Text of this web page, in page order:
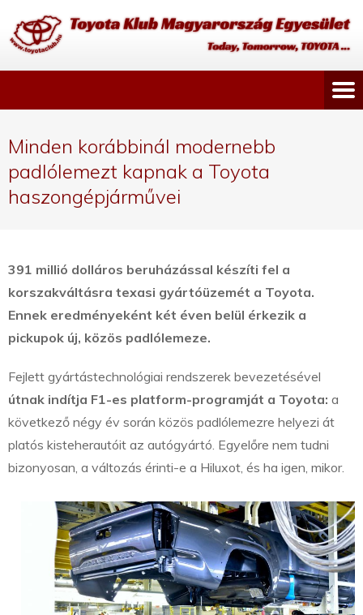
Minden korábbinál modernebb
padlólemezt kapnak a Toyota
haszongépjárművei
391 millió dolláros beruházással készíti fel a
korszakváltásra texasi gyártóüzemét a Toyota.
Ennek eredményeként két éven belül érkezik a
pickupok új, közös padlólemeze.
Fejlett gyártástechnológiai rendszerek bevezetésével
útnak indítja F1-es platform-programját a Toyota: a
következő négy év során közös padlólemezre helyezi át
platós kisteherautóit az autógyártó. Egyelőre nem tudni
bizonyosan, a változás érinti-e a Hiluxot, és ha igen, mikor.